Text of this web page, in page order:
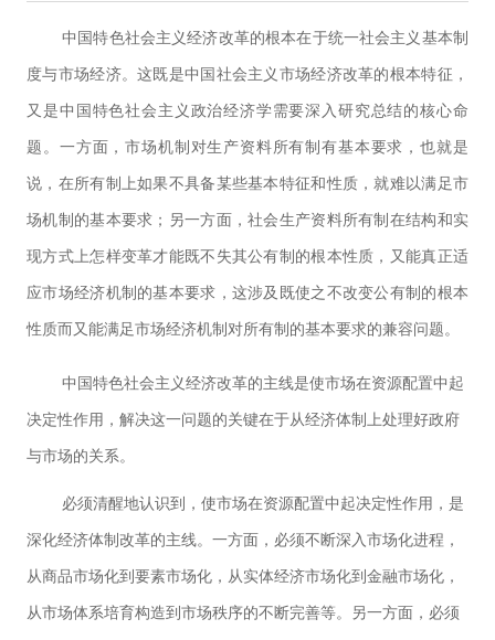
中国特色社会主义经济改革的根本在于统一社会主义基本制
度与市场经济。这既是中国社会主义市场经济改革的根本特征，
又是中国特色社会主义政治经济学需要深入研究总结的核心命
题。一方面，市场机制对生产资料所有制有基本要求，也就是
说，在所有制上如果不具备某些基本特征和性质，就难以满足市
场机制的基本要求；另一方面，社会生产资料所有制在结构和实
现方式上怎样变革才能既不失其公有制的根本性质，又能真正适
应市场经济机制的基本要求，这涉及既使之不改变公有制的根本
性质而又能满足市场经济机制对所有制的基本要求的兼容问题。
中国特色社会主义经济改革的主线是使市场在资源配置中起
决定性作用，解决这一问题的关键在于从经济体制上处理好政府
与市场的关系。
必须清醒地认识到，使市场在资源配置中起决定性作用，是
深化经济体制改革的主线。一方面，必须不断深入市场化进程，
从商品市场化到要素市场化，从实体经济市场化到金融市场化，
从市场体系培育构造到市场秩序的不断完善等。另一方面，必须